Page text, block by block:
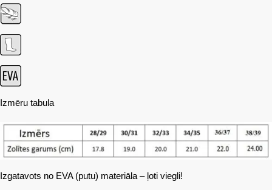
Izmēru tabula
Izgatavots no EVA (putu) materiāla – ļoti viegli!